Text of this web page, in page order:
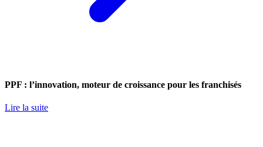
PPF : l’innovation, moteur de croissance pour les franchisés
Lire la suite